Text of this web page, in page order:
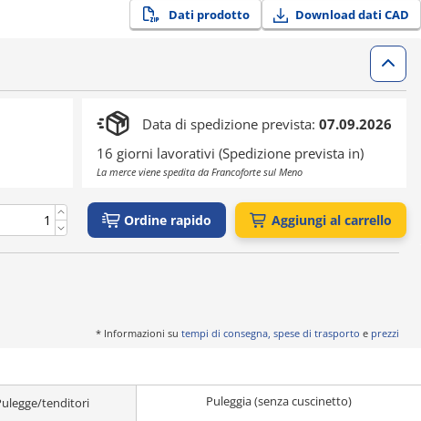
Dati prodotto Download dati CAD
Data di spedizione prevista: 07.09.2026
16 giorni lavorativi (Spedizione prevista in)
La merce viene spedita da Francoforte sul Meno
Ordine rapido Aggiungi al carrello
* Informazioni su tempi di consegna, spese di trasporto e prezzi
tenditori Puleggia (senza cuscinetto)